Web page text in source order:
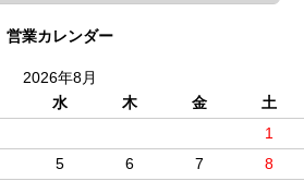
営業カレンダー
2026年8月
水 木 金
土
1
5 6 7
8